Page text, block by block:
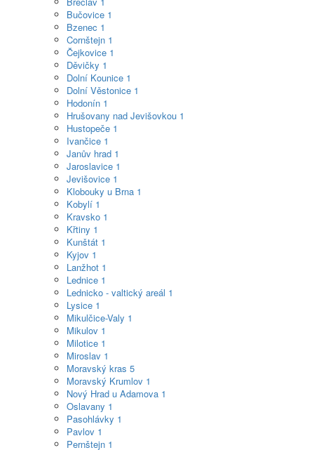
Bučovice 1
Bzenec 1
Cornštejn 1
Čejkovice 1
Děvičky 1
Dolní Kounice 1
Dolní Věstonice 1
Hodonín 1
Hrušovany nad Jevišovkou 1
Hustopeče 1
Ivančice 1
Janův hrad 1
Jaroslavice 1
Jevišovice 1
Klobouky u Brna 1
Kobylí 1
Kravsko 1
Křtiny 1
Kunštát 1
Kyjov 1
Lanžhot 1
Lednice 1
Lednicko - valtický areál 1
Lysice 1
Mikulčice-Valy 1
Mikulov 1
Milotice 1
Miroslav 1
Moravský kras 5
Moravský Krumlov 1
Nový Hrad u Adamova 1
Oslavany 1
Pasohlávky 1
Pavlov 1
Pernštejn 1